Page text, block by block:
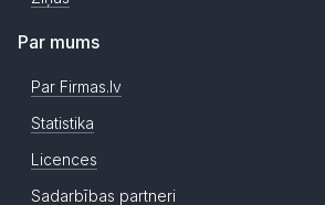
Par mums
Par Firmas.lv
Statistika
Licences
Sadarbības partneri